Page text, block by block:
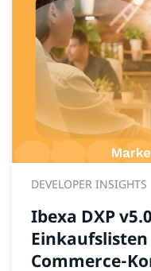
DEVELOPER INSIGHTS
Ibexa DXP
Einkaufslisten
Commerce-